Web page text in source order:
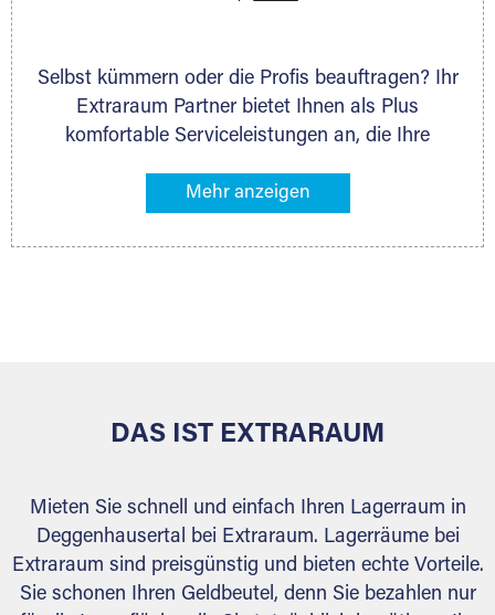
Selbst kümmern oder die Profis beauftragen? Ihr
Extraraum Partner bietet Ihnen als Plus
komfortable Serviceleistungen an, die Ihre
gehören z. B. Verpackungsservice, Lieferung von
Ihr Lagergut wird bei Ihrem Extraraum Partner
DAS IST EXTRARAUM
Mieten Sie schnell und einfach Ihren Lagerraum in
Deggenhausertal bei Extraraum. Lagerräume bei
Extraraum sind preisgünstig und bieten echte Vorteile.
Sie schonen Ihren Geldbeutel, denn Sie bezahlen nur